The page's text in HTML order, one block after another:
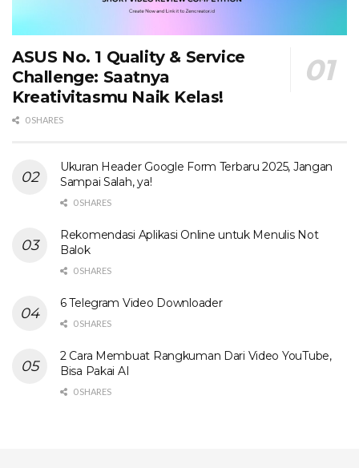
ASUS No. 1 Quality & Service
Challenge: Saatnya
Kreativitasmu Naik Kelas!
0 SHARES
Ukuran Header Google Form Terbaru 2025, Jangan
Sampai Salah, ya!
0 SHARES
Rekomendasi Aplikasi Online untuk Menulis Not
Balok
0 SHARES
6 Telegram Video Downloader
0 SHARES
2 Cara Membuat Rangkuman Dari Video YouTube,
Bisa Pakai AI
0 SHARES